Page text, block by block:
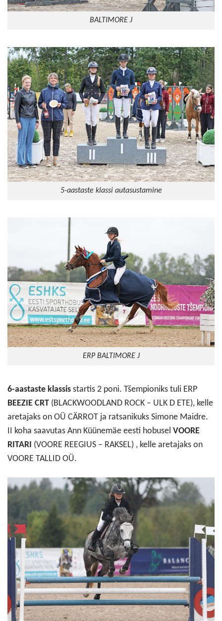
BALTIMORE J
5-aastaste klassi autasustamine
ERP BALTIMORE J
6-aastaste klassis startis 2 poni. Tšempioniks tuli ERP
BEEZIE CRT (BLACKWOODLAND ROCK – ULK D ETE), kelle
aretajaks on OÜ CÄRROT ja ratsanikuks Simone Maidre.
II koha saavutas Ann Küünemäe eesti hobusel VOORE
RITARI (VOORE REEGIUS – RAKSEL) , kelle aretajaks on
VOORE TALLID OÜ.